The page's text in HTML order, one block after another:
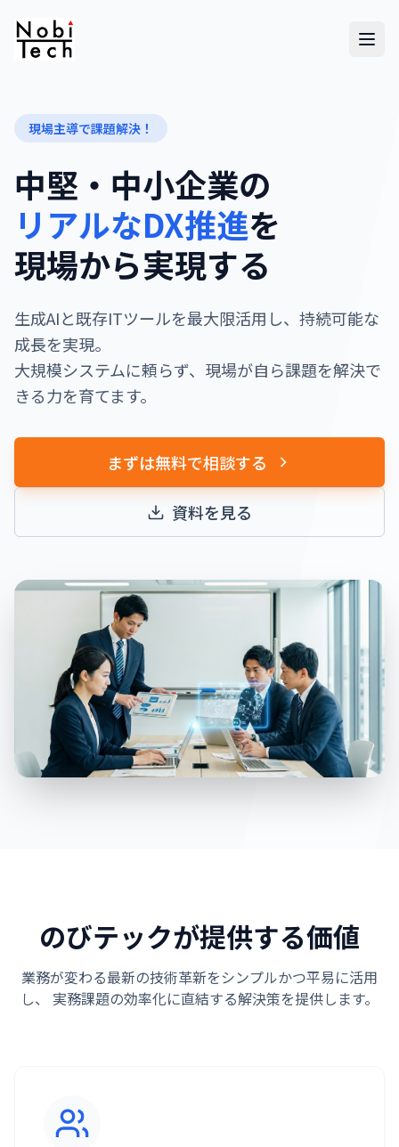
現場主導で課題解決！
中堅・中小企業の
リアルなDX推進を
現場から実現する
生成AIと既存ITツールを最大限活用し、持続可能な
成長を実現。
大規模システムに頼らず、現場が自ら課題を解決で
きる力を育てます。
まずは無料で相談する
資料を見る
のびテックが提供する価値
業務が変わる最新の技術革新をシンプルかつ平易に活用
し、
実務課題の効率化に直結する解決策を提供します。